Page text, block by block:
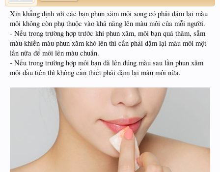
Xin khẳng định với các bạn phun xăm môi xong có phải dặm lại màu
môi không còn phụ thuộc vào khả năng lên màu môi của mỗi người.
- Nếu trong trường hợp trước khi phun xăm, môi bạn quá thâm, sẫm
màu khiến màu phun xăm khó lên thì cần phải dặm lại màu môi một
lần nữa để môi lên màu chuẩn.
- Nếu trong trường hợp môi bạn đã lên đúng màu sau lần phun xăm
môi đầu tiên thì không cần thiết phải dặm lại màu môi nữa.